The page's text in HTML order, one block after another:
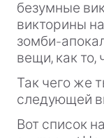
безумные
викторины
зомби-
вещи, как то,
Так чего же
следующей
Вот список